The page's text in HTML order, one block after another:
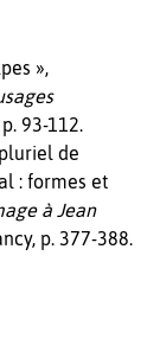
»,
93-112.
de
: formes et
à Jean
p. 377-388.